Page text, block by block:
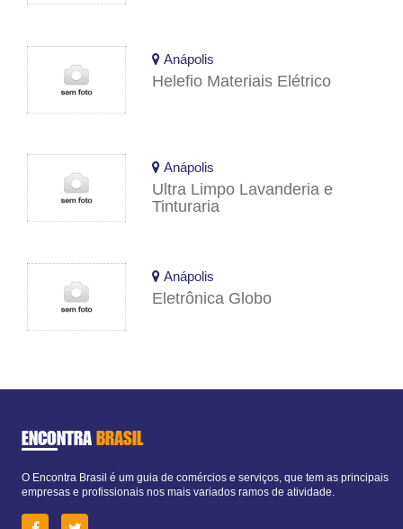
Anápolis
Helefio Materiais Elétrico
Anápolis
Ultra Limpo Lavanderia e
Tinturaria
Anápolis
Eletrônica Globo
ENCONTRA BRASIL
O Encontra Brasil é um guia de comércios e serviços, que tem as principais
empresas e profissionais nos mais variados ramos de atividade.